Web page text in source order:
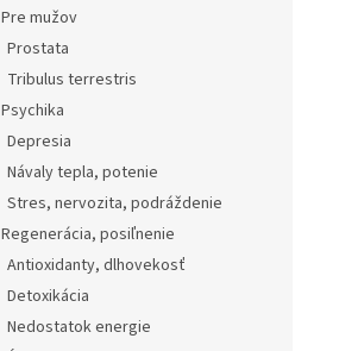
Pre mužov
Prostata
Tribulus terrestris
Psychika
Depresia
Návaly tepla, potenie
Stres, nervozita, podráždenie
Regenerácia, posiľnenie
Antioxidanty, dlhovekosť
Detoxikácia
Nedostatok energie